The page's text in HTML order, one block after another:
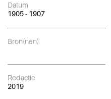
Datum
1905 - 1907
Bron(nen)
Redactie
2019